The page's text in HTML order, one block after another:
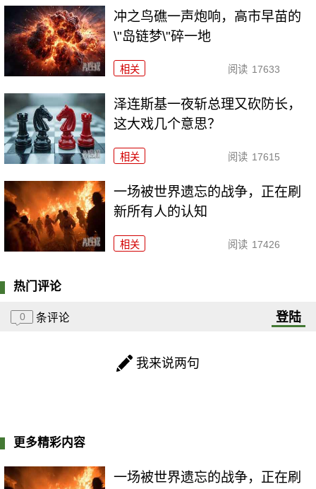
冲之鸟礁一声炮响，高市早苗的
\"岛链梦\"碎一地
相关 阅读 17633
泽连斯基一夜斩总理又砍防长，
这大戏几个意思？
相关 阅读 17615
一场被世界遗忘的战争，正在刷
新所有人的认知
相关 阅读 17426
热门评论
0 条评论 登陆
我来说两句
更多精彩内容
一场被世界遗忘的战争，正在刷